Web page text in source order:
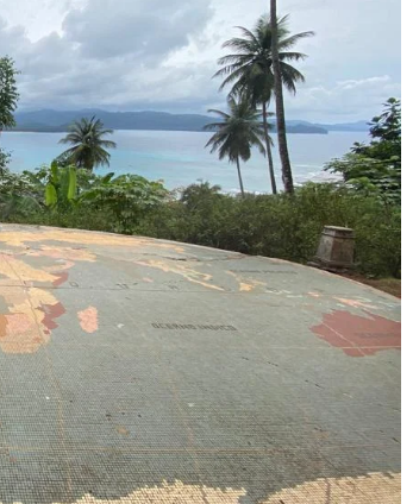
Visitar em 2023, os melhores
destinos